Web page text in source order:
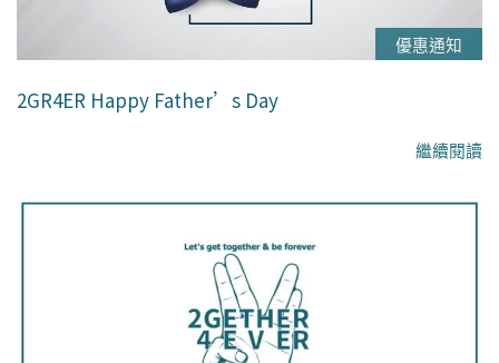
優惠通知
2GR4ER Happy Father’s Day
繼續閱讀